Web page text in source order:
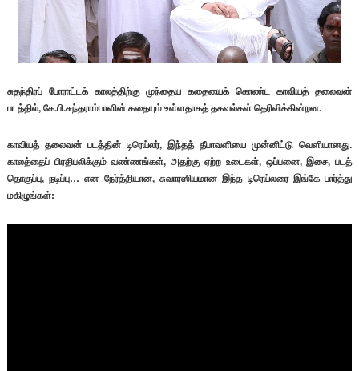
சுதந்திரப் போராட்டக் காலத்திற்கு முந்தைய கதையைக் கொண்ட காவியத் தலைவன்
படத்தில், கே.பி.சுந்தராம்பாளின் கதையும் உள்ளதாகத் தகவல்கள் தெரிவிக்கின்றன.
காவியத் தலைவன் படத்தின் டிரெய்லர், இந்தத் தீபாவளியை முன்னிட்டு வெளியானது.
காலத்தைப் பிரதிபலிக்கும் வண்ணங்கள், அதற்கு ஏற்ற உடைகள், ஒப்பனை, இசை, படத்
தொகுப்பு, நடிப்பு… என நேர்த்தியான, சுவாரஸியமான இந்த டிரெய்லரை இங்கே பார்த்து
மகிழுங்கள்: